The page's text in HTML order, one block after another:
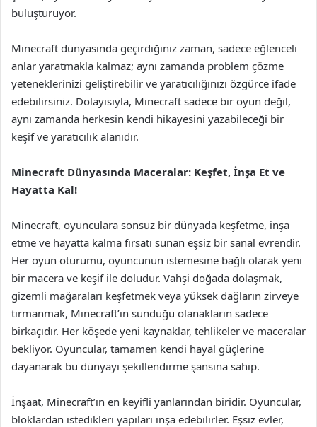
buluşturuyor.
Minecraft dünyasında geçirdiğiniz zaman, sadece eğlenceli
anlar yaratmakla kalmaz; aynı zamanda problem çözme
yeteneklerinizi geliştirebilir ve yaratıcılığınızı özgürce ifade
edebilirsiniz. Dolayısıyla, Minecraft sadece bir oyun değil,
aynı zamanda herkesin kendi hikayesini yazabileceği bir
keşif ve yaratıcılık alanıdır.
Minecraft Dünyasında Maceralar: Keşfet, İnşa Et ve
Hayatta Kal!
Minecraft, oyunculara sonsuz bir dünyada keşfetme, inşa
etme ve hayatta kalma fırsatı sunan eşsiz bir sanal evrendir.
Her oyun oturumu, oyuncunun istemesine bağlı olarak yeni
bir macera ve keşif ile doludur. Vahşi doğada dolaşmak,
gizemli mağaraları keşfetmek veya yüksek dağların zirveye
tırmanmak, Minecraft’ın sunduğu olanakların sadece
birkaçıdır. Her köşede yeni kaynaklar, tehlikeler ve maceralar
bekliyor. Oyuncular, tamamen kendi hayal güçlerine
dayanarak bu dünyayı şekillendirme şansına sahip.
İnşaat, Minecraft’ın en keyifli yanlarından biridir. Oyuncular,
bloklardan istedikleri yapıları inşa edebilirler. Eşsiz evler,